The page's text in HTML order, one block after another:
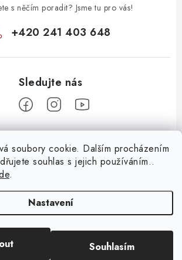
soubory cookie. Dalším procházením
souhlas s jejich používáním..
.
Nastavení
Souhlasím
s něčím poradit? Jsme tu pro vás!
+420 241 403 648
Huml Music . Všechna práva vyhrazena.